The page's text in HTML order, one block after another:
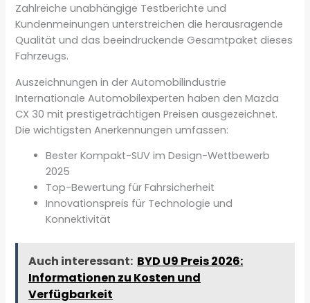
Zahlreiche unabhängige Testberichte und
Kundenmeinungen unterstreichen die herausragende
Qualität und das beeindruckende Gesamtpaket dieses
Fahrzeugs.
Auszeichnungen in der Automobilindustrie
Internationale Automobilexperten haben den Mazda
CX 30 mit prestigeträchtigen Preisen ausgezeichnet.
Die wichtigsten Anerkennungen umfassen:
Bester Kompakt-SUV im Design-Wettbewerb
2025
Top-Bewertung für Fahrsicherheit
Innovationspreis für Technologie und
Konnektivität
Auch interessant: BYD U9 Preis 2026:
Informationen zu Kosten und
Verfügbarkeit